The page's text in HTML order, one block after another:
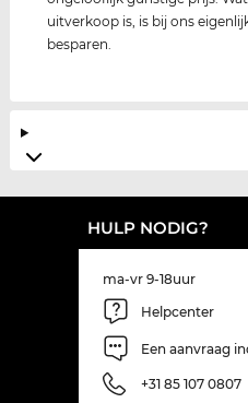
uitverkoop is, is bij ons
besparen.
HULP NODIG?
ma-vr 9-18uur
Helpcenter
Een aanvraag
+31 85 107 0807